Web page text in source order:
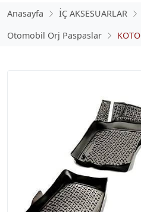
Anasayfa İÇ AKSESUARLAR
Otomobil Orj Paspaslar
KOTO